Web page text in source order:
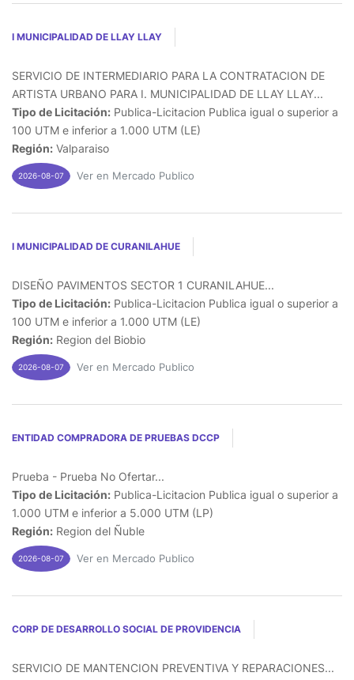
I MUNICIPALIDAD DE LLAY LLAY
SERVICIO DE INTERMEDIARIO PARA LA CONTRATACION DE
ARTISTA URBANO PARA I. MUNICIPALIDAD DE LLAY LLAY...
Tipo de Licitación: Publica-Licitacion Publica igual o superior a
100 UTM e inferior a 1.000 UTM (LE)
Región: Valparaiso
2026-08-07 Ver en Mercado Publico
I MUNICIPALIDAD DE CURANILAHUE
DISEÑO PAVIMENTOS SECTOR 1 CURANILAHUE...
Tipo de Licitación: Publica-Licitacion Publica igual o superior a
100 UTM e inferior a 1.000 UTM (LE)
Región: Region del Biobio
2026-08-07 Ver en Mercado Publico
ENTIDAD COMPRADORA DE PRUEBAS DCCP
Prueba - Prueba No Ofertar...
Tipo de Licitación: Publica-Licitacion Publica igual o superior a
1.000 UTM e inferior a 5.000 UTM (LP)
Región: Region del Ñuble
2026-08-07 Ver en Mercado Publico
CORP DE DESARROLLO SOCIAL DE PROVIDENCIA
SERVICIO DE MANTENCION PREVENTIVA Y REPARACIONES...